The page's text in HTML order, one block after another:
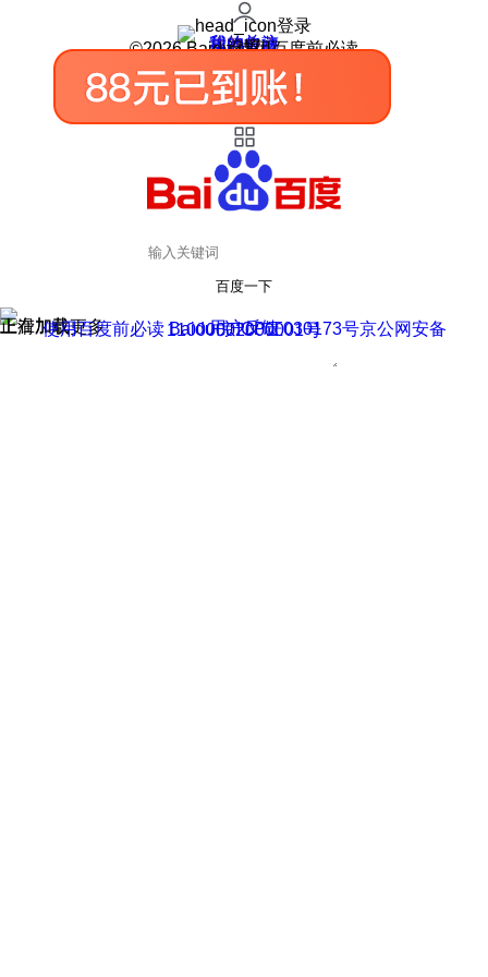
登录
我的关注
我的收藏
皮肤中心
用户反馈
设置
©2026 Baidu 使用百度前必读
百度一下
正在加载
上滑加载更多 用户反馈
使用百度前必读 Baidu 京ICP证030173号
京公网安备11000002000001号